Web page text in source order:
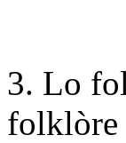
3. Lo
folklòre